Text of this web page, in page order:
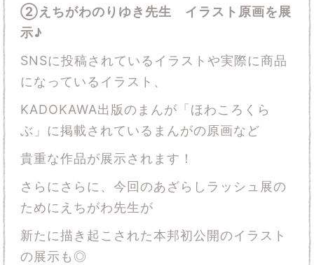
②えちがわのりゆき先生 イラスト原画を展
示♪
SNSに投稿されているイラストや実際に商品
になっているイラスト、
KADOKAWA出版のまんが「ほわころくら
ぶ」に掲載されているまんがの原画など
貴重な作品が展示されます！
さらにさらに、今回のあざらしラッシュ展の
ためにえちがわ先生が
新たに描き起こされた本邦初公開のイラスト
の展示も◎